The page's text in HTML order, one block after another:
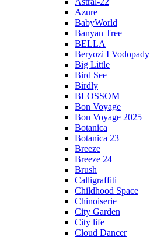
Azure
BabyWorld
Banyan Tree
BELLA
Beryozi I Vodopady
Big Little
Bird See
Birdly
BLOSSOM
Bon Voyage
Bon Voyage 2025
Botanica
Botanica 23
Breeze
Breeze 24
Brush
Calligraffiti
Childhood Space
Chinoiserie
City Garden
City life
Cloud Dancer